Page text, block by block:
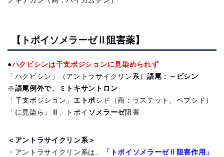
【トポイソメラーゼⅡ阻害薬】
●ハクビシンは干支ポジションに見染められず
「ハクビシン」（アントラサイクリン系） 語尾：～ビシン
※ 語尾例外で、ミトキサントロン
「干支ポジション」 エトポシド（商：ラステット、ペプシド）
「に見染ら」
、トポイ ソメラーゼ阻害
＜アントラサイクリン系＞
・アントラサイクリン系は、
「トポイソメラーゼⅡ阻害作用」